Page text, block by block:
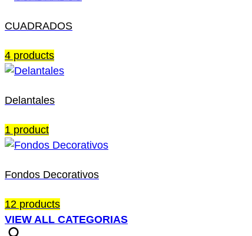
CUADRADOS
4 products
Delantales
1 product
Fondos Decorativos
12 products
VIEW ALL CATEGORIAS